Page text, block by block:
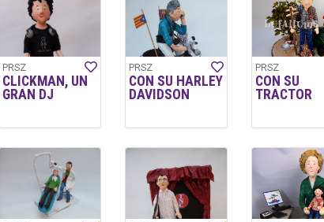
PRSZ
CLICKMAN, UN
GRAN DJ
PRSZ
CON SU HARLEY
DAVIDSON
PRSZ
CON SU
TRACTOR